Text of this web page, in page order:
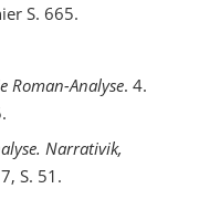
S. 665.
Analyse. 4.
Narrativik,
S. 51.